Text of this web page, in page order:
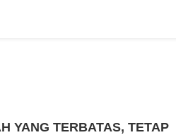
YANG TERBATAS, TETAP